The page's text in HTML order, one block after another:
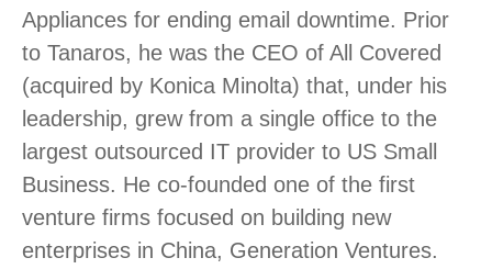
Appliances for ending email downtime. Prior
to Tanaros, he was the CEO of All Covered
(acquired by Konica Minolta) that, under his
leadership, grew from a single office to the
largest outsourced IT provider to US Small
Business. He co-founded one of the first
venture firms focused on building new
enterprises in China, Generation Ventures.